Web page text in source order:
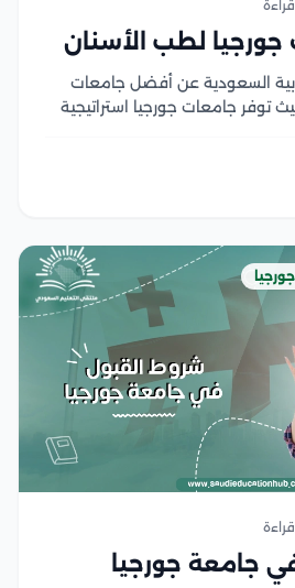
لطب الأسنان
السعودية عن أفضل جامعات
توفر جامعات جورجيا استراتيجية
الرعاية الصحية المتميزة،
جامعة جورجيا